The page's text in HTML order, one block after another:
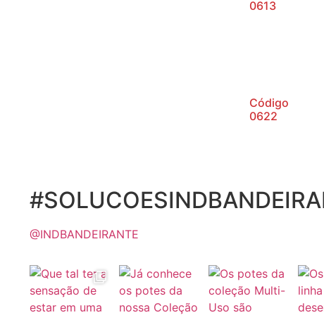
0613
Código
0622
@INDBANDEIRANTE